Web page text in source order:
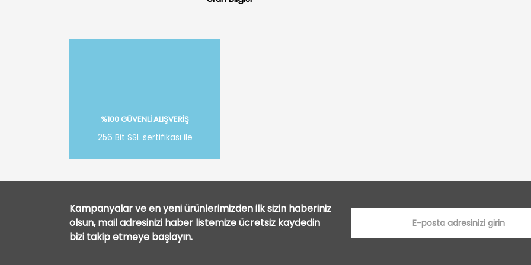
%100 GÜVENLİ ALIŞVERİŞ
256 Bit SSL sertifikası ile
Kampanyalar ve en yeni ürünlerimizden ilk sizin haberiniz
olsun, mail adresinizi haber listemize ücretsiz kaydedin
bizi takip etmeye başlayın.